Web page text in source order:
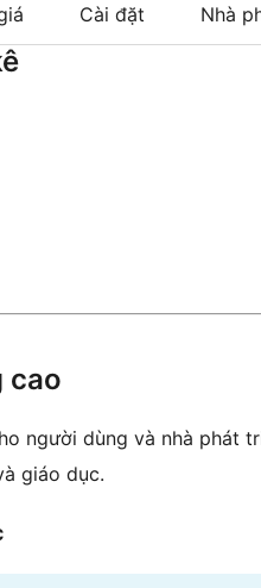
Cài đặt Nhà
cao
người dùng và nhà phát
giáo dục.